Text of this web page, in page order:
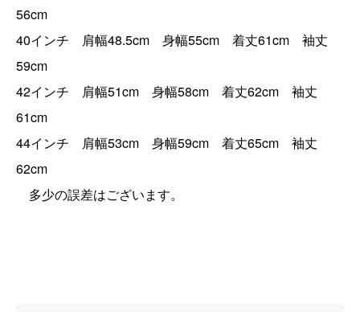
56cm
40インチ 肩幅48.5cm 身幅55cm 着丈61cm 袖丈
59cm
42インチ 肩幅51cm 身幅58cm 着丈62cm 袖丈
61cm
44インチ 肩幅53cm 身幅59cm 着丈65cm 袖丈
62cm
多少の誤差はございます。